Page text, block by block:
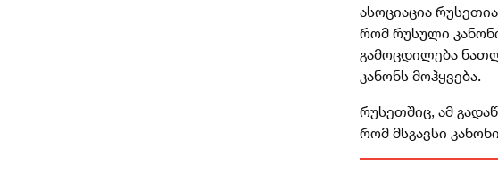
ასოციაცია
რომ რუსული
გამოცდილება
კანონს მოჰყვება.
რუსეთშიც, ამ
რომ მსგავსი